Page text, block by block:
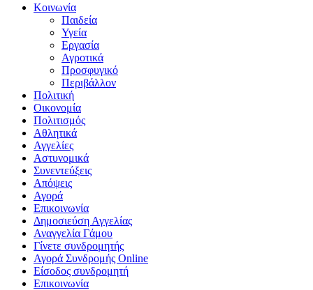
Κοινωνία
Παιδεία
Υγεία
Εργασία
Αγροτικά
Προσφυγικό
Περιβάλλον
Πολιτική
Οικονομία
Πολιτισμός
Αθλητικά
Αγγελίες
Αστυνομικά
Συνεντεύξεις
Απόψεις
Αγορά
Επικοινωνία
Δημοσιεύση Αγγελίας
Αναγγελία Γάμου
Γίνετε συνδρομητής
Αγορά Συνδρομής Online
Είσοδος συνδρομητή
Επικοινωνία